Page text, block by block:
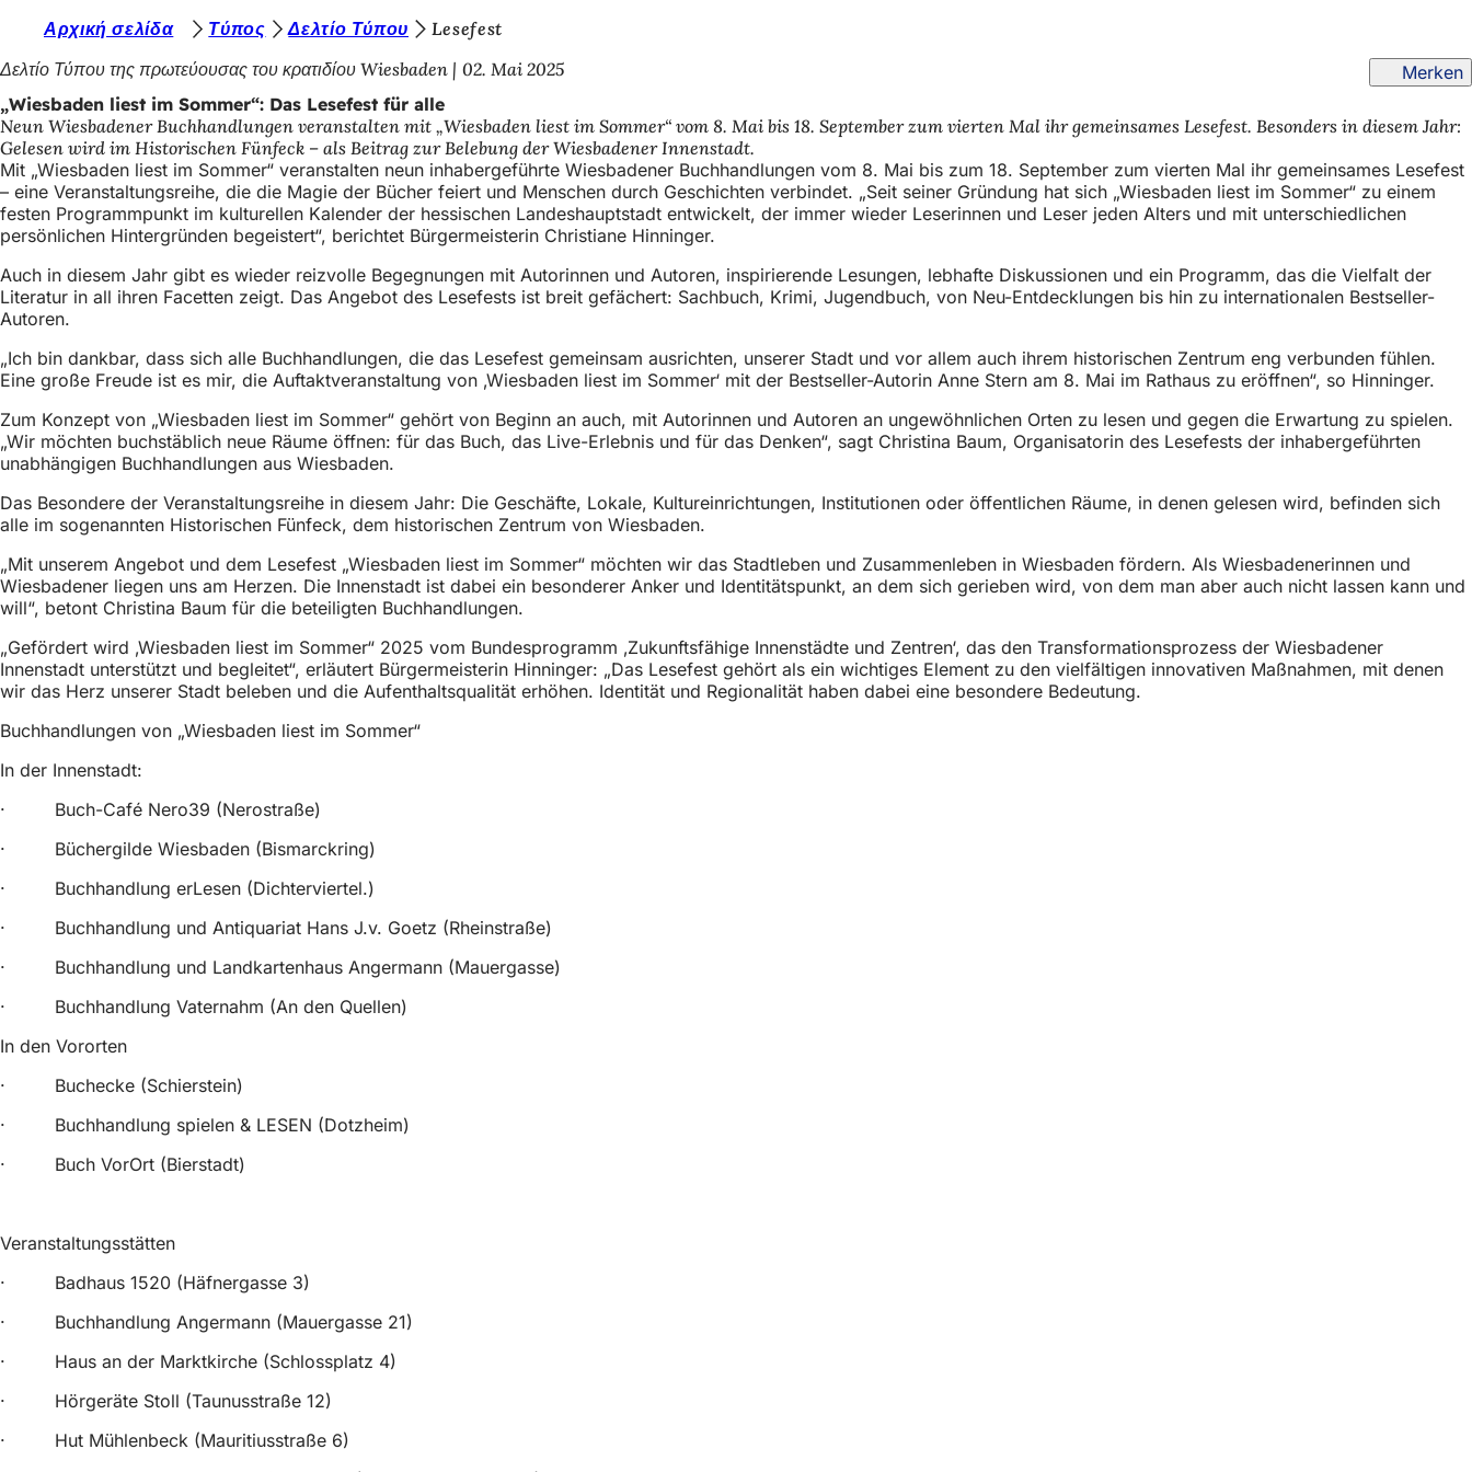
Inhalt anspringen
i
e
b
e
f
i
n
d
n
s
i
c
h
h
i
e
r
:
Αρχική σελίδα Τύπος Δελτίο Τύπου
Lesefest
Δελτίο Τύπου της πρωτεύουσας του κρατιδίου Wiesbaden
02. Mai 2025
Merken
„Wiesbaden liest im Sommer“: Das Lesefest für alle
Neun Wiesbadener Buchhandlungen veranstalten mit „Wiesbaden liest im Sommer“ vom 8. Mai bis 18. September zum vierten Mal ihr gemeinsames Lesefest. Besonders in diesem Jahr:
Gelesen wird im Historischen Fünfeck – als Beitrag zur Belebung der Wiesbadener Innenstadt.
Mit „Wiesbaden liest im Sommer“ veranstalten neun inhabergeführte Wiesbadener Buchhandlungen vom 8. Mai bis zum 18. September zum vierten Mal ihr gemeinsames Lesefest
– eine Veranstaltungsreihe, die die Magie der Bücher feiert und Menschen durch Geschichten verbindet. „Seit seiner Gründung hat sich „Wiesbaden liest im Sommer“ zu einem
festen Programmpunkt im kulturellen Kalender der hessischen Landeshauptstadt entwickelt, der immer wieder Leserinnen und Leser jeden Alters und mit unterschiedlichen
persönlichen Hintergründen begeistert“, berichtet Bürgermeisterin Christiane Hinninger.
Auch in diesem Jahr gibt es wieder reizvolle Begegnungen mit Autorinnen und Autoren, inspirierende Lesungen, lebhafte Diskussionen und ein Programm, das die Vielfalt der
Literatur in all ihren Facetten zeigt. Das Angebot des Lesefests ist breit gefächert: Sachbuch, Krimi, Jugendbuch, von Neu-Entdecklungen bis hin zu internationalen Bestseller-
Autoren.
„Ich bin dankbar, dass sich alle Buchhandlungen, die das Lesefest gemeinsam ausrichten, unserer Stadt und vor allem auch ihrem historischen Zentrum eng verbunden fühlen.
Eine große Freude ist es mir, die Auftaktveranstaltung von ‚Wiesbaden liest im Sommer‘ mit der Bestseller-Autorin Anne Stern am 8. Mai im Rathaus zu eröffnen“, so Hinninger.
Zum Konzept von „Wiesbaden liest im Sommer“ gehört von Beginn an auch, mit Autorinnen und Autoren an ungewöhnlichen Orten zu lesen und gegen die Erwartung zu spielen.
„Wir möchten buchstäblich neue Räume öffnen: für das Buch, das Live-Erlebnis und für das Denken“, sagt Christina Baum, Organisatorin des Lesefests der inhabergeführten
unabhängigen Buchhandlungen aus Wiesbaden.
Das Besondere der Veranstaltungsreihe in diesem Jahr: Die Geschäfte, Lokale, Kultureinrichtungen, Institutionen oder öffentlichen Räume, in denen gelesen wird, befinden sich
alle im sogenannten Historischen Fünfeck, dem historischen Zentrum von Wiesbaden.
„Mit unserem Angebot und dem Lesefest „Wiesbaden liest im Sommer“ möchten wir das Stadtleben und Zusammenleben in Wiesbaden fördern. Als Wiesbadenerinnen und
Wiesbadener liegen uns am Herzen. Die Innenstadt ist dabei ein besonderer Anker und Identitätspunkt, an dem sich gerieben wird, von dem man aber auch nicht lassen kann und
will“, betont Christina Baum für die beteiligten Buchhandlungen.
„Gefördert wird ‚Wiesbaden liest im Sommer“ 2025 vom Bundesprogramm ‚Zukunftsfähige Innenstädte und Zentren‘, das den Transformationsprozess der Wiesbadener
Innenstadt unterstützt und begleitet“, erläutert Bürgermeisterin Hinninger: „Das Lesefest gehört als ein wichtiges Element zu den vielfältigen innovativen Maßnahmen, mit denen
wir das Herz unserer Stadt beleben und die Aufenthaltsqualität erhöhen. Identität und Regionalität haben dabei eine besondere Bedeutung.
Buchhandlungen von „Wiesbaden liest im Sommer“
In der Innenstadt:
· Buch-Café Nero39 (Nerostraße)
· Büchergilde Wiesbaden (Bismarckring)
· Buchhandlung erLesen (Dichterviertel.)
· Buchhandlung und Antiquariat Hans J.v. Goetz (Rheinstraße)
· Buchhandlung und Landkartenhaus Angermann (Mauergasse)
· Buchhandlung Vaternahm (An den Quellen)
In den Vororten
· Buchecke (Schierstein)
· Buchhandlung spielen & LESEN (Dotzheim)
· Buch VorOrt (Bierstadt)
Veranstaltungsstätten
· Badhaus 1520 (Häfnergasse 3)
· Buchhandlung Angermann (Mauergasse 21)
· Haus an der Marktkirche (Schlossplatz 4)
· Hörgeräte Stoll (Taunusstraße 12)
· Hut Mühlenbeck (Mauritiusstraße 6)